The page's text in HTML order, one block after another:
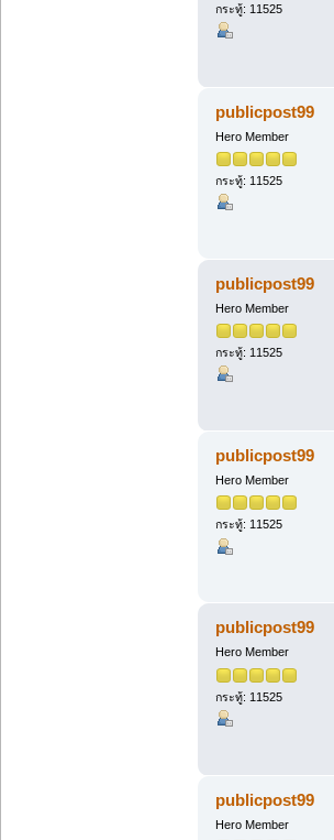
กระทู้: 11525
publicpost99
Hero Member
กระทู้: 11525
publicpost99
Hero Member
กระทู้: 11525
publicpost99
Hero Member
กระทู้: 11525
publicpost99
Hero Member
กระทู้: 11525
publicpost99
Hero Member